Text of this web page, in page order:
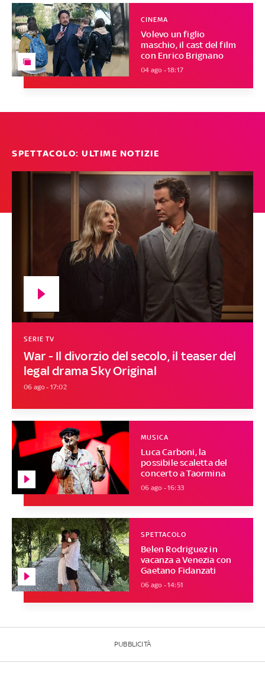
Volevo un figlio
maschio, il cast del film
con Enrico Brignano
CINEMA
04 ago - 18:17
SPETTACOLO: ULTIME NOTIZIE
War - Il divorzio del secolo, il teaser del
legal drama Sky Original
SERIE TV
06 ago - 17:02
Luca Carboni, la
possibile scaletta del
concerto a Taormina
MUSICA
06 ago - 16:33
Belen Rodriguez in
vacanza a Venezia con
Gaetano Fidanzati
SPETTACOLO
06 ago - 14:51
PUBBLICITÀ